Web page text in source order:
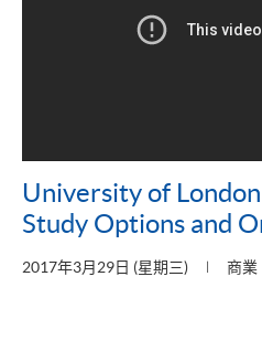
University of
Study Options and
2017年3月29日 (星期三) 商業